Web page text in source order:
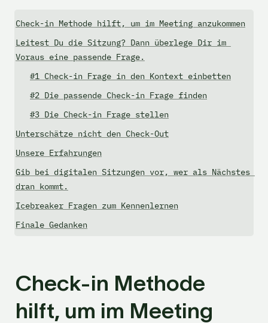
Check-in Methode hilft, um im Meeting anzukommen
Leitest Du die Sitzung? Dann überlege Dir im
Voraus eine passende Frage.
#1 Check-in Frage in den Kontext einbetten
#2 Die passende Check-in Frage finden
#3 Die Check-in Frage stellen
Unterschätze nicht den Check-Out
Unsere Erfahrungen
Gib bei digitalen Sitzungen vor, wer als Nächstes
dran kommt.
Icebreaker Fragen zum Kennenlernen
Finale Gedanken
Check-in Methode
hilft, um im Meeting